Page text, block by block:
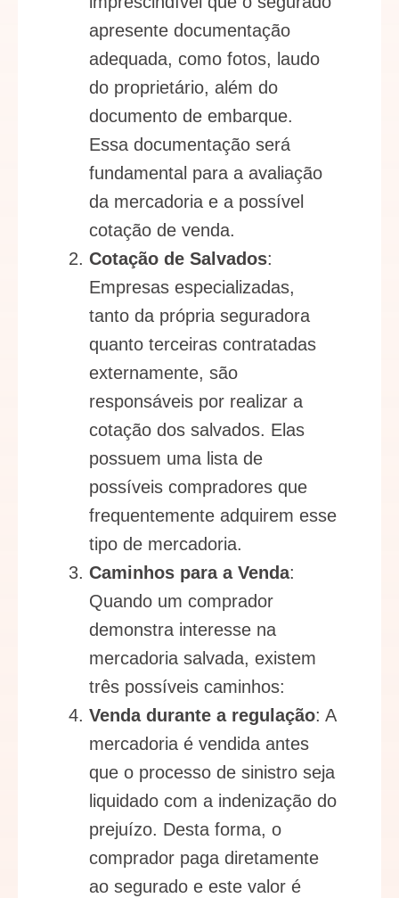
apresente documentação
adequada, como fotos, laudo
do proprietário, além do
documento de embarque.
Essa documentação será
fundamental para a avaliação
da mercadoria e a possível
cotação de venda.
Cotação de Salvados:
Empresas especializadas,
tanto da própria seguradora
quanto terceiras contratadas
externamente, são
responsáveis por realizar a
cotação dos salvados. Elas
possuem uma lista de
possíveis compradores que
frequentemente adquirem esse
tipo de mercadoria.
Caminhos para a Venda:
Quando um comprador
demonstra interesse na
mercadoria salvada, existem
três possíveis caminhos:
Venda durante a regulação: A
mercadoria é vendida antes
que o processo de sinistro seja
liquidado com a indenização do
prejuízo. Desta forma, o
comprador paga diretamente
ao segurado e este valor é